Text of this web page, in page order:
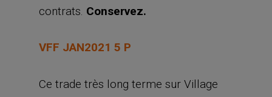
contrats. Conservez.
VFF JAN2021 5 P
Ce trade très long terme sur Village